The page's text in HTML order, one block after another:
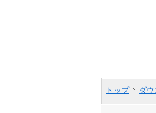
トップ ダウ